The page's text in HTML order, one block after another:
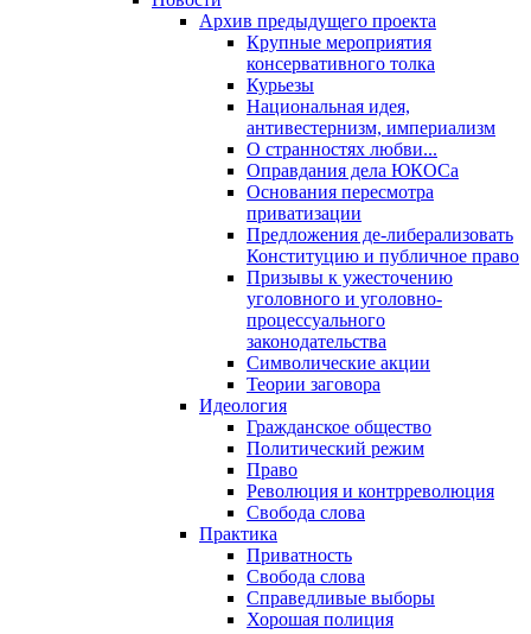
Архив предыдущего проекта
Крупные мероприятия
консервативного толка
Курьезы
Национальная идея,
антивестернизм, империализм
О странностях любви...
Оправдания дела ЮКОСа
Основания пересмотра
приватизации
Предложения де-либерализовать
Конституцию и публичное право
Призывы к ужесточению
уголовного и уголовно-
процессуального
законодательства
Символические акции
Теории заговора
Идеология
Гражданское общество
Политический режим
Право
Революция и контрреволюция
Свобода слова
Практика
Приватность
Свобода слова
Справедливые выборы
Хорошая полиция